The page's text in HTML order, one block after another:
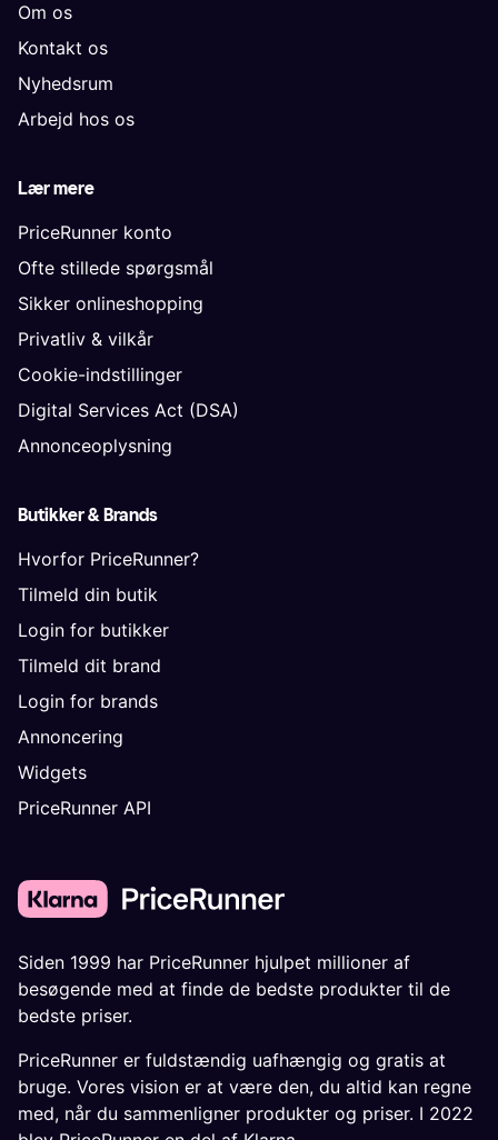
Om os
Kontakt os
Nyhedsrum
Arbejd hos os
Lær mere
PriceRunner konto
Ofte stillede spørgsmål
Sikker onlineshopping
Privatliv & vilkår
Cookie-indstillinger
Digital Services Act (DSA)
Annonceoplysning
Butikker & Brands
Hvorfor PriceRunner?
Tilmeld din butik
Login for butikker
Tilmeld dit brand
Login for brands
Annoncering
Widgets
PriceRunner API
Siden 1999 har PriceRunner hjulpet millioner af
besøgende med at finde de bedste produkter til de
bedste priser.
PriceRunner er fuldstændig uafhængig og gratis at
bruge. Vores vision er at være den, du altid kan regne
med, når du sammenligner produkter og priser. I 2022